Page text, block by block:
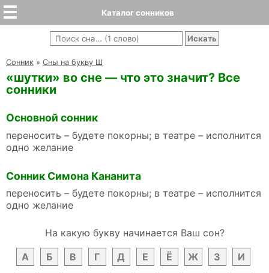
Каталог сонников
Cонник » Сны на букву Ш
«шутки» во сне — что это значит? Все
сонники
Основной сонник
переносить – будете покорны; в театре – исполнится
одно желание
Сонник Симона Кананита
переносить – будете покорны; в театре – исполнится
одно желание
На какую букву начинается Ваш сон?
А
Б В Г Д Е Ё Ж З И